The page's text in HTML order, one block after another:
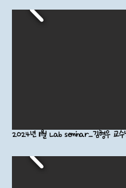
2024년 11월 Lab seminar_김형우 교수